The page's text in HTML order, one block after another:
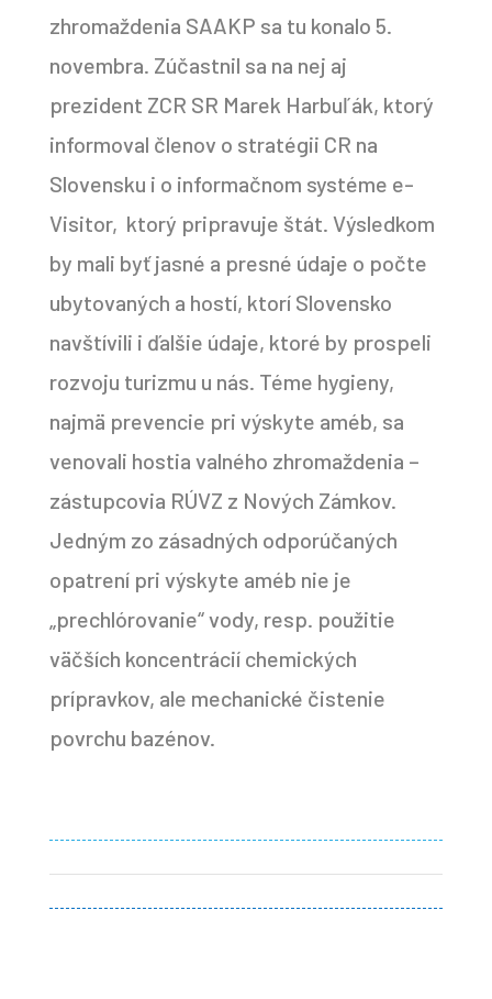
zhromaždenia SAAKP sa tu konalo 5.
novembra. Zúčastnil sa na nej aj
prezident ZCR SR Marek Harbuľák, ktorý
informoval členov o stratégii CR na
Slovensku i o informačnom systéme e-
Visitor, ktorý pripravuje štát. Výsledkom
by mali byť jasné a presné údaje o počte
ubytovaných a hostí, ktorí Slovensko
navštívili i ďalšie údaje, ktoré by prospeli
rozvoju turizmu u nás. Téme hygieny,
najmä prevencie pri výskyte améb, sa
venovali hostia valného zhromaždenia –
zástupcovia RÚVZ z Nových Zámkov.
Jedným zo zásadných odporúčaných
opatrení pri výskyte améb nie je
„prechlórovanie“ vody, resp. použitie
väčších koncentrácií chemických
prípravkov, ale mechanické čistenie
povrchu bazénov.